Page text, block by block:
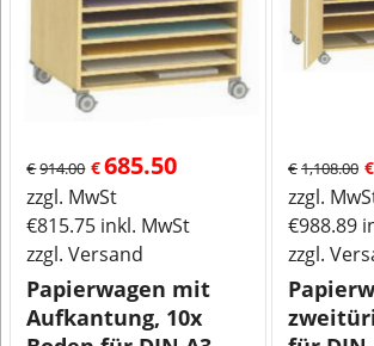
€914.00 €685.50
zzgl. MwSt
€815.75 inkl. MwSt
zzgl. Versand
Papierwagen mit
Aufkantung, 10x
€1,108.00 €
zzgl.
€988.89
zzgl.